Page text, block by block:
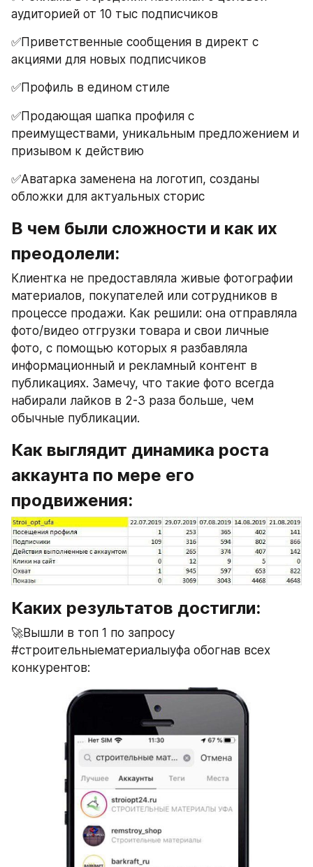
аудиторией от 10 тыс подписчиков
✅Приветственные сообщения в директ с
акциями для новых подписчиков
✅Профиль в едином стиле
✅Продающая шапка профиля с
преимуществами, уникальным предложением и
призывом к действию
✅Аватарка заменена на логотип, созданы
обложки для актуальных сторис
В чем были сложности и как их
преодолели:
Клиентка не предоставляла живые фотографии
материалов, покупателей или сотрудников в
процессе продажи. Как решили: она отправляла
фото/видео отгрузки товара и свои личные
фото, с помощью которых я разбавляла
информационный и рекламный контент в
публикациях. Замечу, что такие фото всегда
набирали лайков в 2-3 раза больше, чем
обычные публикации.
Как выглядит динамика роста
аккаунта по мере его
продвижения:
Каких результатов достигли:
🚀Вышли в топ 1 по запросу
#строительныематериалыуфа обогнав всех
конкурентов: